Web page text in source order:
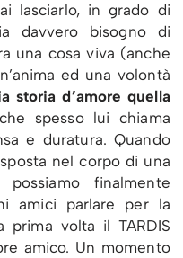
lasciarlo, in grado di
davvero bisogno di
una cosa viva (anche
ed una volontà
storia d’amore quella
spesso lui chiama
e duratura. Quando
nel corpo di una
finalmente
amici parlare per la
volta il TARDIS
amico. Un momento